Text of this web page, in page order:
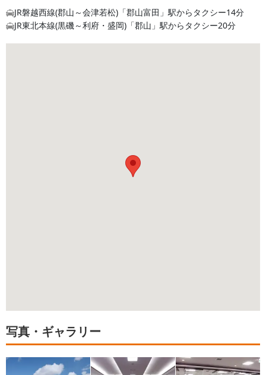
JR磐越西線(郡山～会津若松)「郡山富田」駅からタクシー14分
JR東北本線(黒磯～利府・盛岡)「郡山」駅からタクシー20分
写真・ギャラリー